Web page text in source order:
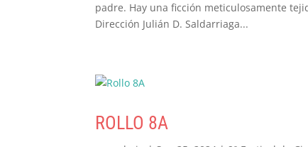
padre. Hay una ficción meticulosamente
Dirección Julián D. Saldarriaga...
ROLLO 8A